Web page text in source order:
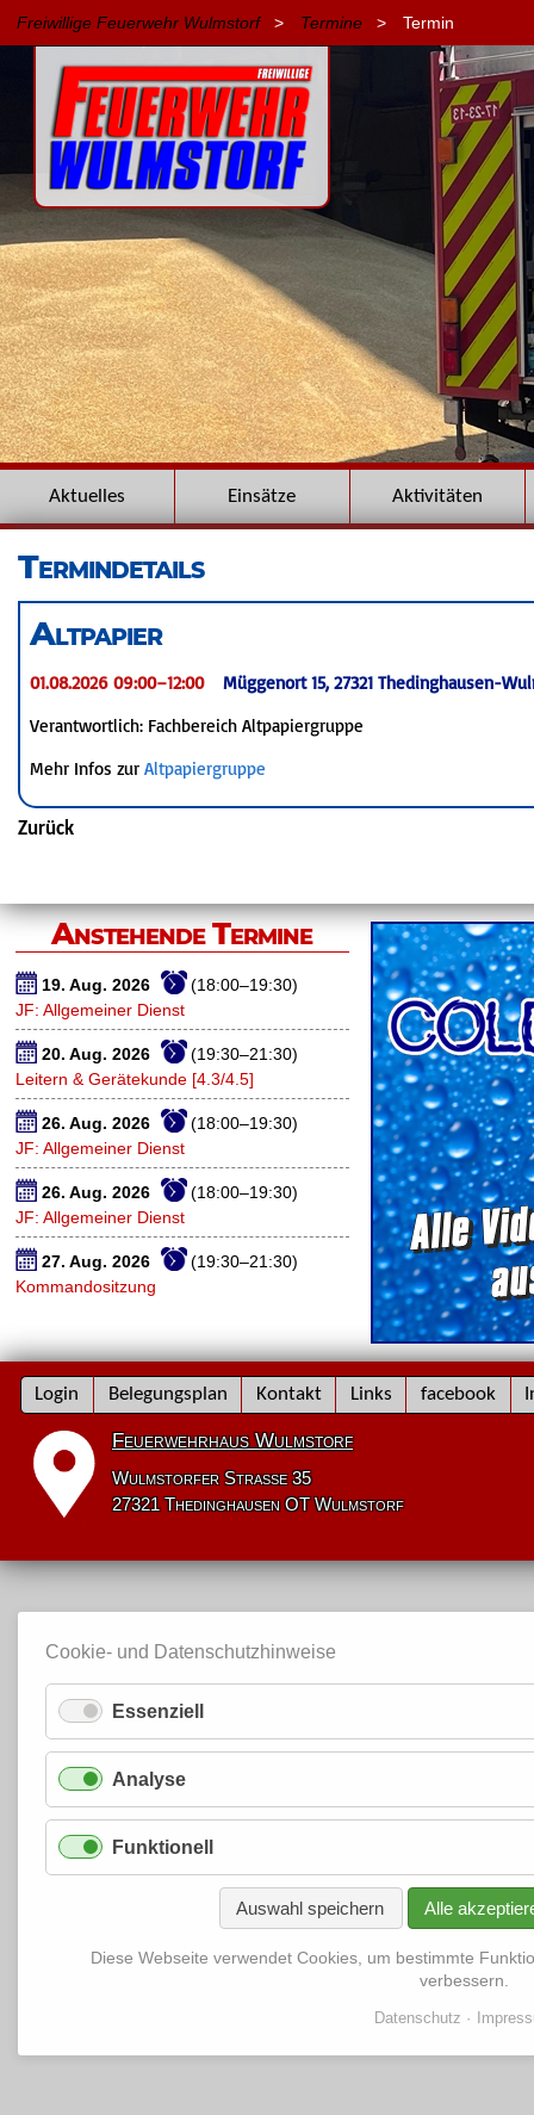
Freiwillige Feuerwehr Wulmstorf> Termine > Termin
NavigationAktuelles Einsätze Aktivitäten
Termindetails
Altpapier
01.08.2026 09:00–12:00
Müggenort 15, 27321 Thedinghausen-
Verantwortlich: Fachbereich Altpapiergruppe
Mehr Infos zurAltpapiergruppe
Zurück
Anstehende Termine
19. Aug. 2026
(18:00–19:30)
JF: Allgemeiner Dienst
20. Aug. 2026
(19:30–21:30)
Leitern & Gerätekunde [4.3/4.5]
26. Aug. 2026
(18:00–19:30)
JF: Allgemeiner Dienst
26. Aug. 2026
(18:00–19:30)
JF: Allgemeiner Dienst
27. Aug. 2026
(19:30–21:30)
Kommandositzung
Navigation
überspringen
Login Belegungsplan Kontakt Links facebook
Feuerwehrhaus Wulmstorf
Wulmstorfer Straße 35
27321 Thedinghausen OT Wulmstorf
Cookie- und Datenschutzhinweise
Essenziell
Analyse
Funktionell
Auswahl speichern Alle
Diese Webseite verwendet Cookies, um bestimmte
verbessern.
Datenschutz